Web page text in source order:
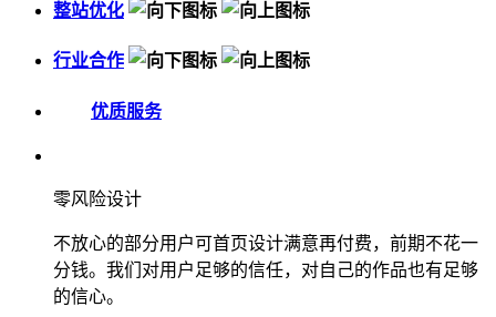
整站优化
行业合作
优质服务
零风险设计
不放心的部分用户可首页设计满意再付费，前期不花一
分钱。我们对用户足够的信任，对自己的作品也有足够
的信心。